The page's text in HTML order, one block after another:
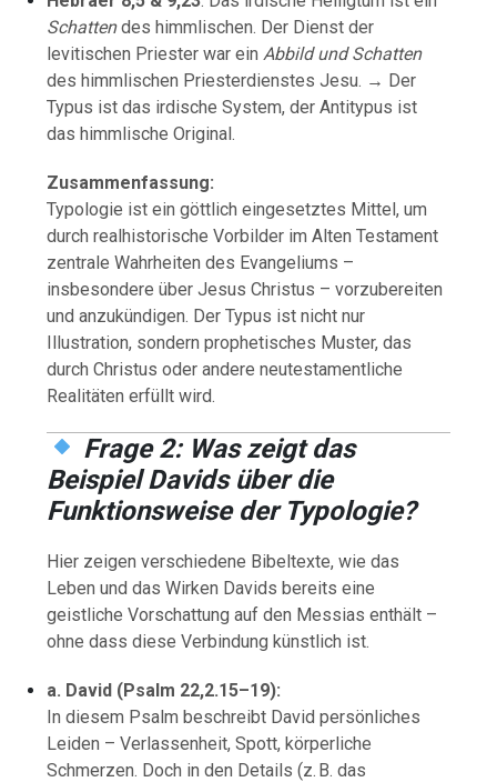
Schattendes himmlischen. Der Dienst der
levitischen Priester war einAbbild und Schatten
des himmlischen Priesterdienstes Jesu. → Der
Typus ist das irdische System, der Antitypus ist
das himmlische Original.
Zusammenfassung:
Typologie ist ein göttlich eingesetztes Mittel, um
durch realhistorische Vorbilder im Alten Testament
zentrale Wahrheiten des Evangeliums –
insbesondere über Jesus Christus – vorzubereiten
und anzukündigen. Der Typus ist nicht nur
Illustration, sondern prophetisches Muster, das
durch Christus oder andere neutestamentliche
Realitäten erfüllt wird.
Frage 2: Was zeigt das
Beispiel Davids über die
Funktionsweise der Typologie?
Hier zeigen verschiedene Bibeltexte, wie das
Leben und das Wirken Davids bereits eine
geistliche Vorschattung auf den Messias enthält –
ohne dass diese Verbindung künstlich ist.
a. David (Psalm 22,2.15–19):
In diesem Psalm beschreibt David persönliches
Leiden – Verlassenheit, Spott, körperliche
Schmerzen. Doch in den Details (z. B. das